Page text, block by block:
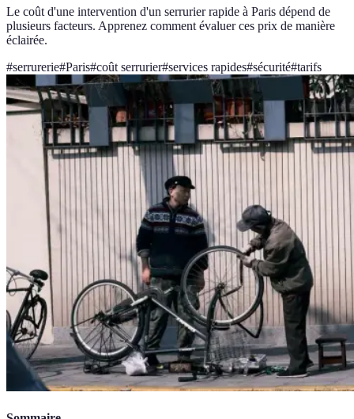
Le coût d'une intervention d'un serrurier rapide à Paris dépend de
plusieurs facteurs. Apprenez comment évaluer ces prix de manière
éclairée.
#serrurerie#Paris#coût serrurier#services rapides#sécurité#tarifs